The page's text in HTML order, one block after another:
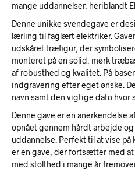
mange uddannelser, heriblandt
Denne unikke svendegave er
lærling til faglært elektriker.
udskåret træfigur, der
monteret på en solid, mørk
af robusthed og kvalitet. På
indgravering efter eget ønske.
navn samt den vigtige dato hvor
Denne gave er en anerkendelse
opnået gennem hårdt arbejde
uddannelse. Perfekt til at vise
er en gave, der fortsætter med
med stolthed i mange år